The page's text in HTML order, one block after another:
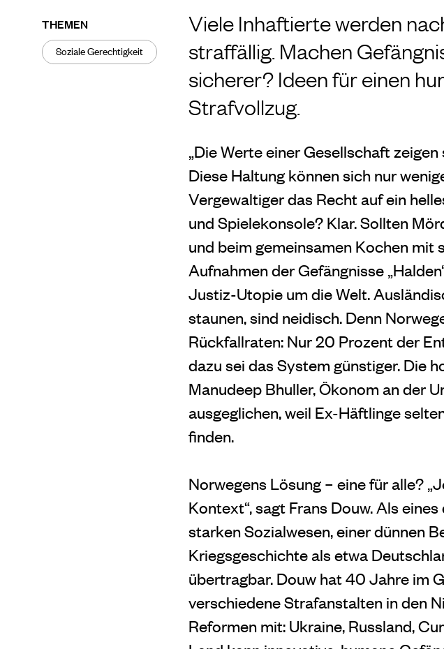
THEMEN
Soziale Gerechtigkeit
Viele Inhaftierte werden
straffällig. Machen
sicherer? Ideen für einen
Strafvollzug.
„Die Werte einer Gesellschaft zeigen
Diese Haltung können sich nur
Vergewaltiger das Recht auf ein
und Spielekonsole? Klar. Sollten
und beim gemeinsamen Kochen mit
Aufnahmen der Gefängnisse
Justiz-Utopie um die Welt.
staunen, sind neidisch. Denn
Rückfallraten: Nur 20 Prozent der
dazu sei das System günstiger. Die
Manudeep Bhuller, Ökonom an der
ausgeglichen, weil Ex-Häftlinge
finden.
Norwegens Lösung – eine für alle?
Kontext“, sagt Frans Douw. Als
starken Sozialwesen, einer dünnen
Kriegsgeschichte als etwa
übertragbar. Douw hat 40 Jahre im
verschiedene Strafanstalten in den
Reformen mit: Ukraine, Russland,